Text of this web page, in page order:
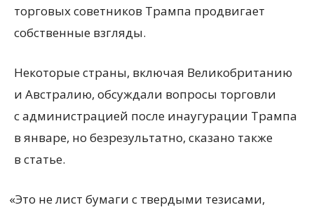
торговых советников Трампа продвигает
собственные взгляды.
Некоторые страны, включая Великобританию
и Австралию, обсуждали вопросы торговли
с администрацией после инаугурации Трампа
в январе, но безрезультатно, сказано также
в статье.
«Это не лист бумаги с твердыми тезисами,